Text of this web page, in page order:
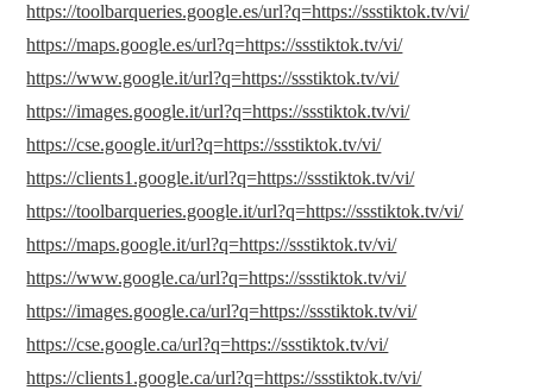
https://toolbarqueries.google.es/url?q=https://ssstiktok.tv/vi/
https://maps.google.es/url?q=https://ssstiktok.tv/vi/
https://www.google.it/url?q=https://ssstiktok.tv/vi/
https://images.google.it/url?q=https://ssstiktok.tv/vi/
https://cse.google.it/url?q=https://ssstiktok.tv/vi/
https://clients1.google.it/url?q=https://ssstiktok.tv/vi/
https://toolbarqueries.google.it/url?q=https://ssstiktok.tv/vi/
https://maps.google.it/url?q=https://ssstiktok.tv/vi/
https://www.google.ca/url?q=https://ssstiktok.tv/vi/
https://images.google.ca/url?q=https://ssstiktok.tv/vi/
https://cse.google.ca/url?q=https://ssstiktok.tv/vi/
https://clients1.google.ca/url?q=https://ssstiktok.tv/vi/